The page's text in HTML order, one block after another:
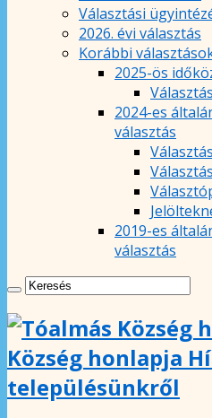
Választási
2026. évi választás
Korábbi
2025-ös
2024-es
választás
2019-es
választás
Község honlapja
településünkről